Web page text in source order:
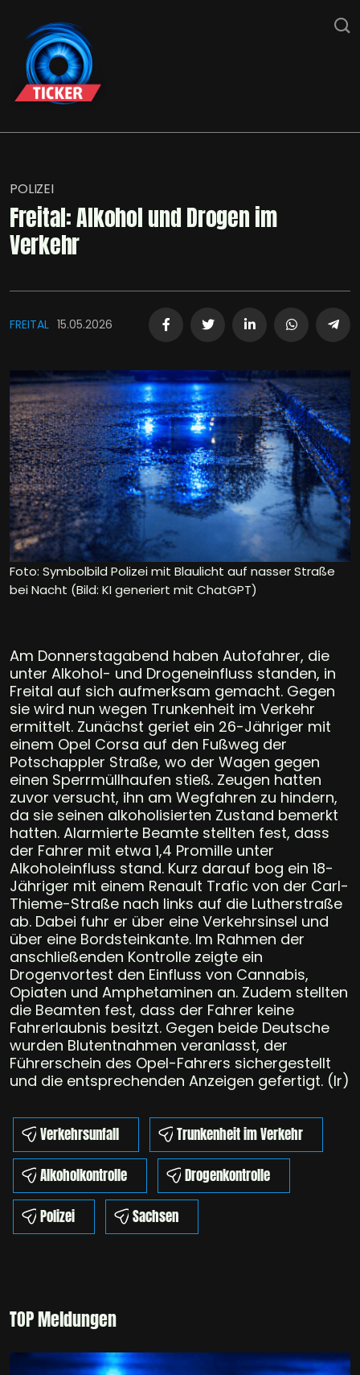
POLIZEI
Freital: Alkohol und Drogen im
Verkehr
FREITAL 15.05.2026
Foto: Symbolbild Polizei mit Blaulicht auf nasser Straße
bei Nacht (Bild: KI generiert mit ChatGPT)
Am Donnerstagabend haben Autofahrer, die
unter Alkohol- und Drogeneinfluss standen, in
Freital auf sich aufmerksam gemacht. Gegen
sie wird nun wegen Trunkenheit im Verkehr
ermittelt. Zunächst geriet ein 26-Jähriger mit
einem Opel Corsa auf den Fußweg der
Potschappler Straße, wo der Wagen gegen
einen Sperrmüllhaufen stieß. Zeugen hatten
zuvor versucht, ihn am Wegfahren zu hindern,
da sie seinen alkoholisierten Zustand bemerkt
hatten. Alarmierte Beamte stellten fest, dass
der Fahrer mit etwa 1,4 Promille unter
Alkoholeinfluss stand. Kurz darauf bog ein 18-
Jähriger mit einem Renault Trafic von der Carl-
Thieme-Straße nach links auf die Lutherstraße
ab. Dabei fuhr er über eine Verkehrsinsel und
über eine Bordsteinkante. Im Rahmen der
anschließenden Kontrolle zeigte ein
Drogenvortest den Einfluss von Cannabis,
Opiaten und Amphetaminen an. Zudem stellten
die Beamten fest, dass der Fahrer keine
Fahrerlaubnis besitzt. Gegen beide Deutsche
wurden Blutentnahmen veranlasst, der
Führerschein des Opel-Fahrers sichergestellt
und die entsprechenden Anzeigen gefertigt. (lr)
Verkehrsunfall
Trunkenheit im Verkehr
Alkoholkontrolle
Drogenkontrolle
Polizei
Sachsen
TOP Meldungen